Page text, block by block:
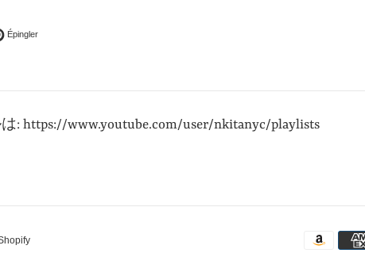
sur Twitter
ÉpinglerÉpingler sur Pinterest
: https://www.youtube.com/user/nkitanyc/playlists